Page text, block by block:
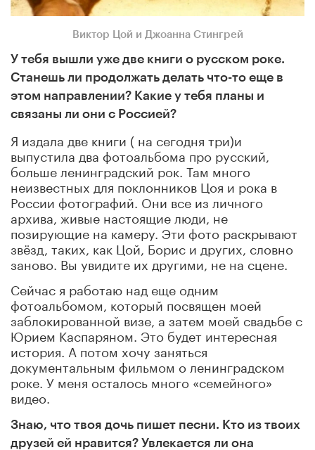
Виктор Цой и Джоанна Стингрей
У тебя вышли уже две книги о русском роке.
Станешь ли продолжать делать что-то еще в
этом направлении? Какие у тебя планы и
связаны ли они с Россией?
Я издала две книги ( на сегодня три)и
выпустила два фотоальбома про русский,
больше ленинградский рок. Там много
неизвестных для поклонников Цоя и рока в
России фотографий. Они все из личного
архива, живые настоящие люди, не
позирующие на камеру. Эти фото раскрывают
звёзд, таких, как Цой, Борис и других, словно
заново. Вы увидите их другими, не на сцене.
Сейчас я работаю над еще одним
фотоальбомом, который посвящен моей
заблокированной визе, а затем моей свадьбе с
Юрием Каспаряном. Это будет интересная
история. А потом хочу заняться
документальным фильмом о ленинградском
роке. У меня осталось много «семейного»
видео.
Знаю, что твоя дочь пишет песни. Кто из твоих
друзей ей нравится? Увлекается ли она